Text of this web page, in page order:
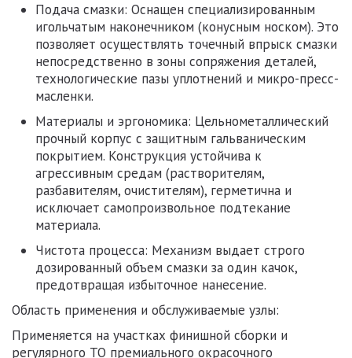
Подача смазки: Оснащен специализированным
игольчатым наконечником (конусным носком). Это
позволяет осуществлять точечный впрыск смазки
непосредственно в зоны сопряжения деталей,
технологические пазы уплотнений и микро-пресс-
масленки.
Материалы и эргономика: Цельнометаллический
прочный корпус с защитным гальваническим
покрытием. Конструкция устойчива к
агрессивным средам (растворителям,
разбавителям, очистителям), герметична и
исключает самопроизвольное подтекание
материала.
Чистота процесса: Механизм выдает строго
дозированный объем смазки за один качок,
предотвращая избыточное нанесение.
Область применения и обслуживаемые узлы:
Применяется на участках финишной сборки и
регулярного ТО премиального окрасочного